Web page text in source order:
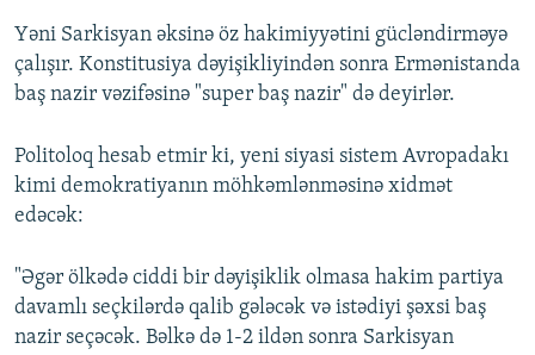
Yəni Sarkisyan əksinə öz hakimiyyətini gücləndirməyə
çalışır. Konstitusiya dəyişikliyindən sonra Ermənistanda
baş nazir vəzifəsinə "super baş nazir" də deyirlər.
Politoloq hesab etmir ki, yeni siyasi sistem Avropadakı
kimi demokratiyanın möhkəmlənməsinə xidmət
edəcək:
"Əgər ölkədə ciddi bir dəyişiklik olmasa hakim partiya
davamlı seçkilərdə qalib gələcək və istədiyi şəxsi baş
nazir seçəcək. Bəlkə də 1-2 ildən sonra Sarkisyan